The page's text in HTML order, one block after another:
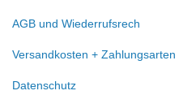
AGB und Wiederrufsrech
Versandkosten + Zahlungsarten
Datenschutz